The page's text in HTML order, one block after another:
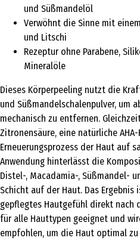
und Süßmandelöl
Verwöhnt die Sinne mit
und Litschi
Rezeptur ohne Parabene,
Mineralöle
Dieses Körperpeeling nutzt die
und Süßmandelschalenpulver, um
mechanisch zu entfernen.
Zitronensäure, eine natürliche
Erneuerungsprozess der Haut auf
Anwendung hinterlässt die
Distel-, Macadamia-, Süßmandel-
Schicht auf der Haut. Das
gepflegtes Hautgefühl direkt nach
für alle Hauttypen geeignet und
empfohlen, um die Haut optimal